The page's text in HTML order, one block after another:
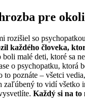
pre
rozišiel so
každého človeka,
boli malé deti, ktoré sa
o psychopatku, ktorá
poznáte – všetci
zaľúbený to vidí všetko
Každý si na to